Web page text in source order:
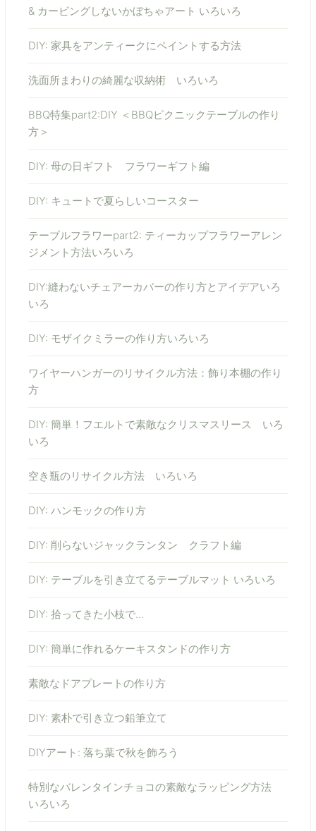
& カービングしないかぼちゃアート いろいろ
DIY: 家具をアンティークにペイントする方法
洗面所まわりの綺麗な収納術 いろいろ
BBQ特集part2:DIY ＜BBQピクニックテーブルの作り
方＞
DIY: 母の日ギフト フラワーギフト編
DIY: キュートで夏らしいコースター
テーブルフラワーpart2: ティーカップフラワーアレン
ジメント方法いろいろ
DIY:縫わないチェアーカバーの作り方とアイデアいろ
いろ
DIY: モザイクミラーの作り方いろいろ
ワイヤーハンガーのリサイクル方法：飾り本棚の作り
方
DIY: 簡単！フエルトで素敵なクリスマスリース いろ
いろ
空き瓶のリサイクル方法 いろいろ
DIY: ハンモックの作り方
DIY: 削らないジャックランタン クラフト編
DIY: テーブルを引き立てるテーブルマット いろいろ
DIY: 拾ってきた小枝で…
DIY: 簡単に作れるケーキスタンドの作り方
素敵なドアプレートの作り方
DIY: 素朴で引き立つ鉛筆立て
DIYアート: 落ち葉で秋を飾ろう
特別なバレンタインチョコの素敵なラッピング方法
いろいろ